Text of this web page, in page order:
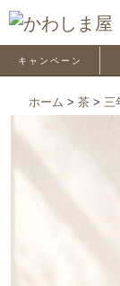
キャンペーン
ホーム > 茶 > 三